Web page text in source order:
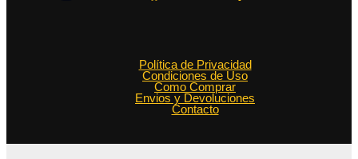
Política de Privacidad
Condiciones de Uso
Como Comprar
Envios y Devoluciones
Contacto